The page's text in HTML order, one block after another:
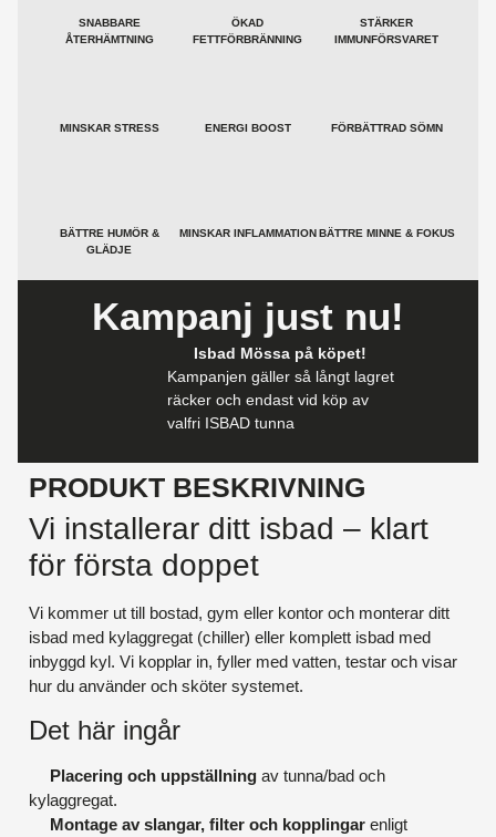
SNABBARE
ÅTERHÄMTNING
ÖKAD
FETTFÖRBRÄNNING
STÄRKER
IMMUNFÖRSVARET
MINSKAR STRESS ENERGI BOOST FÖRBÄTTRAD SÖMN
BÄTTRE HUMÖR &
GLÄDJE
MINSKAR INFLAMMATIONBÄTTRE MINNE & FOKUS
Kampanj just nu!
Isbad Mössa på köpet!
Kampanjen gäller så långt lagret
räcker och endast vid köp av
valfri ISBAD tunna
PRODUKT BESKRIVNING
Vi installerar ditt isbad – klart
för första doppet
Vi kommer ut till bostad, gym eller kontor och monterar ditt
isbad med kylaggregat (chiller) eller komplett isbad med
inbyggd kyl. Vi kopplar in, fyller med vatten, testar och visar
hur du använder och sköter systemet.
Det här ingår
Placering och uppställning av tunna/bad och
kylaggregat.
Montage av slangar, filter och kopplingar enligt